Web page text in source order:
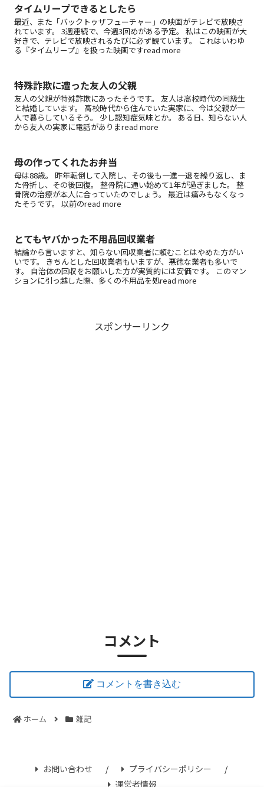
タイムリープできるとしたら
最近、また「バックトゥザフューチャー」の映画がテレビで放映さ
れています。 3週連続で、今週3回めがある予定。 私はこの映画が大
好きで、テレビで放映されるたびに必ず観ています。 これはいわゆ
る『タイムリープ』を扱った映画ですread more
特殊詐欺に遭った友人の父親
友人の父親が特殊詐欺にあったそうです。 友人は高校時代の同級生
と結婚しています。 高校時代から住んでいた実家に、今は父親が一
人で暮らしているそう。 少し認知症気味とか。 ある日、知らない人
から友人の実家に電話がありまread more
母の作ってくれたお弁当
母は88歳。 昨年転倒して入院し、その後も一進一退を繰り返し、ま
た骨折し、その後回復。 整骨院に通い始めて1年が過ぎました。 整
骨院の治療が本人に合っていたのでしょう。 最近は痛みもなくなっ
たそうです。 以前のread more
とてもヤバかった不用品回収業者
結論から言いますと、知らない回収業者に頼むことはやめた方がい
いです。 きちんとした回収業者もいますが、悪徳な業者も多いで
す。 自治体の回収をお願いした方が実質的には安価です。 このマン
ションに引っ越した際、多くの不用品を処read more
スポンサーリンク
コメント
コメントを書き込む
ホーム 雑記
お問い合わせ
プライバシーポリシー
運営者情報